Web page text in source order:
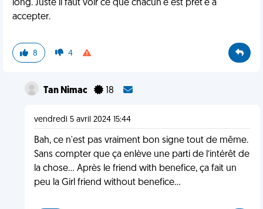
long. Juste il faut voir ce que chacun'e est prêt'e à
accepter.
8 4
Tan Nimac 18
vendredi 5 avril 2024 15:44
Bah, ce n'est pas vraiment bon signe tout de même.
Sans compter que ça enlève une parti de l’intérêt de
la chose... Après le friend with benefice, ça fait un
peu la Girl friend without benefice...